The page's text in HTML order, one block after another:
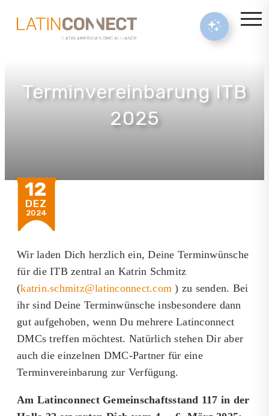
Terminvereinbarung ITB
2025
12
DEZ
2024
Wir laden Dich herzlich ein, Deine Terminwünsche
für die ITB zentral an Katrin Schmitz
(katrin.schmitz@latinconnect.com ) zu senden. Bei
ihr sind Deine Terminwünsche insbesondere dann
gut aufgehoben, wenn Du mehrere Latinconnect
DMCs treffen möchtest. Natürlich stehen Dir aber
auch die einzelnen DMC-Partner für eine
Terminvereinbarung zur Verfügung.
Am Latinconnect Gemeinschaftsstand 117 in der